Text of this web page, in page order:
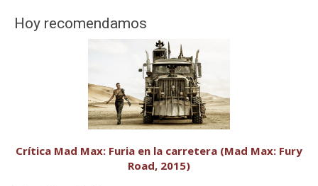
Hoy recomendamos
Crítica Mad Max: Furia en la carretera (Mad Max: Fury
Road, 2015)